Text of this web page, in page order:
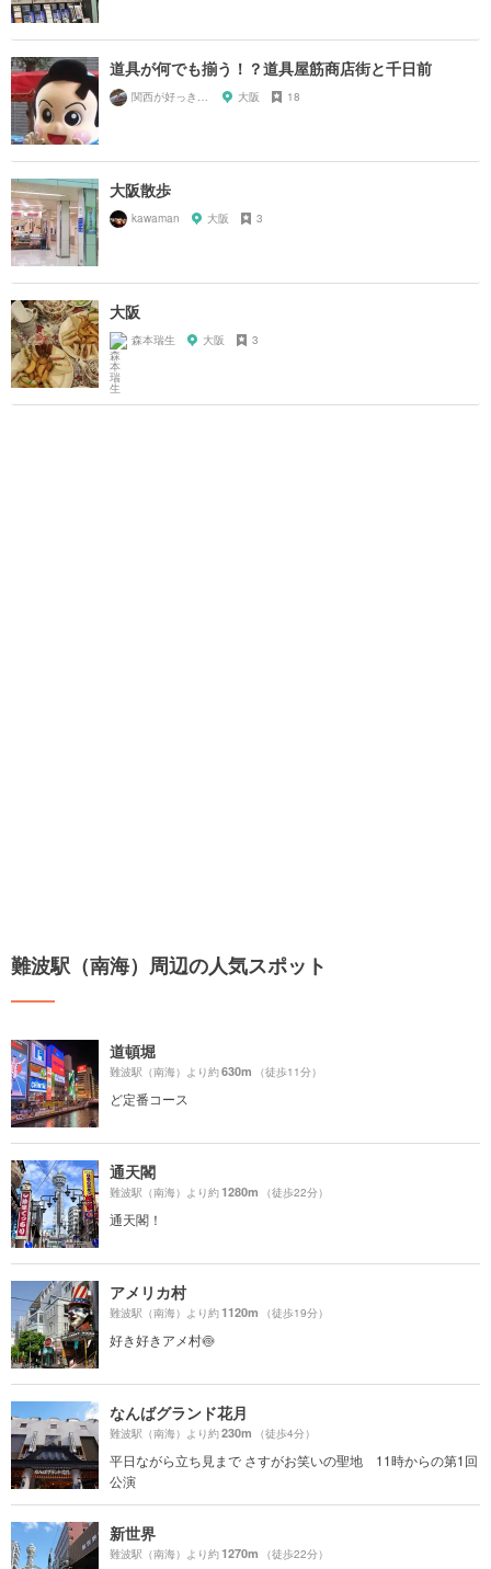
道具が何でも揃う！？道具屋筋商店街と千日前
大阪 18
大阪散歩
kawaman 大阪 3
大阪
森本瑞生 大阪 3
難波駅（南海）周辺の人気スポット
道頓堀
難波駅（南海）より約630m （徒歩11分）
ど定番コース
通天閣
難波駅（南海）より約1280m （徒歩22分）
通天閣！
アメリカ村
難波駅（南海）より約1120m （徒歩19分）
好き好きアメ村🍥
なんばグランド花月
難波駅（南海）より約230m （徒歩4分）
平日ながら立ち見まで さすがお笑いの聖地 11時からの第1回
公演
新世界
難波駅（南海）より約1270m （徒歩22分）